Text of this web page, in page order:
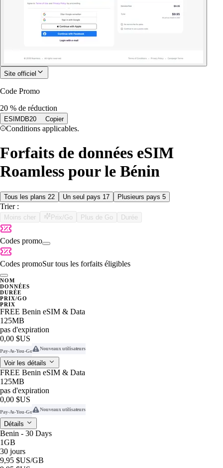
Site officiel
Code Promo
20 % de réduction
ESIMDB20 Copier
Conditions applicables.
Forfaits de données eSIM
Roamless pour le Bénin
Tous les plans 22 Un seul pays 17 Plusieurs pays 5
Trier :
Moins cher Prix/Go Plus de Go Durée
Codes promo
Codes promoSur tous les forfaits éligibles
NOM
DONNÉES
DURÉE
PRIX/GO
PRIX
FREE Benin eSIM & Data
125MB
pas d'expiration
0,00 $US
Pay-As-You-Go Nouveaux utilisateurs
Voir les détails
FREE Benin eSIM & Data
125MB
pas d'expiration
0,00 $US
Pay-As-You-Go Nouveaux utilisateurs
Détails
Benin - 30 Days
1GB
30 jours
9,95 $US/GB